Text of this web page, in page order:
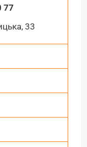
77
33